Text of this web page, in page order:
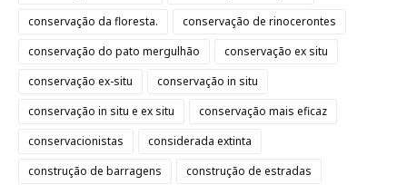
conservação da floresta.
conservação de rinocerontes
conservação do pato mergulhão
conservação ex situ
conservação ex-situ
conservação in situ
conservação in situ e ex situ
conservação mais eficaz
conservacionistas
considerada extinta
construção de barragens
construção de estradas